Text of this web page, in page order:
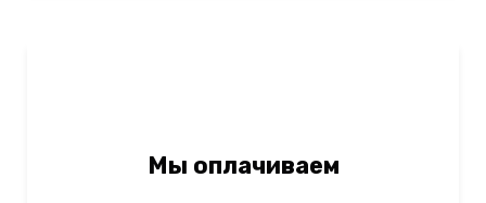
Мы оплачиваем